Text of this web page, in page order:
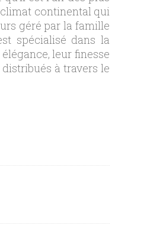
climat continental qui
géré par la famille
spécialisé dans la
leur finesse
à travers le